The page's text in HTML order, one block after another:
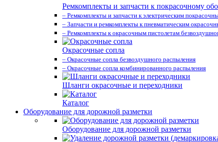
Ремкомплекты и запчасти к покрасочному
– Ремкомплекты и запчасти к электрическим
– Запчасти и ремкомплекты к пневматическим
– Ремкомплекты к окрасочным пистолетам
Окрасочные сопла
– Окрасочные сопла безвоздушного распыления
– Окрасочные сопла комбинированного распыления
Шланги окрасочные и переходники
Каталог
Оборудование для дорожной разметки
Оборудование для дорожной разметки